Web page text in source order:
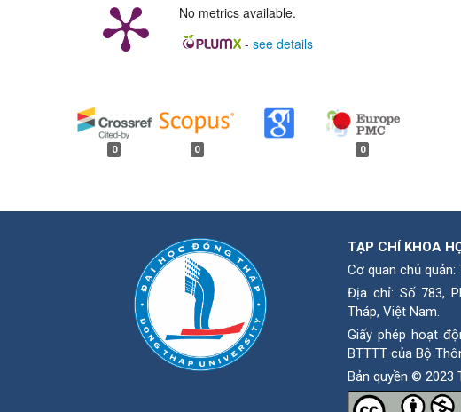
No metrics available.
- see details
0 0 0
TẠP CHÍ KHOA
Cơ quan chủ
Địa chỉ: Số 783,
Tháp, Việt Nam.
Giấy phép hoạt
BTTTT của Bộ
Bản quyền © 2023